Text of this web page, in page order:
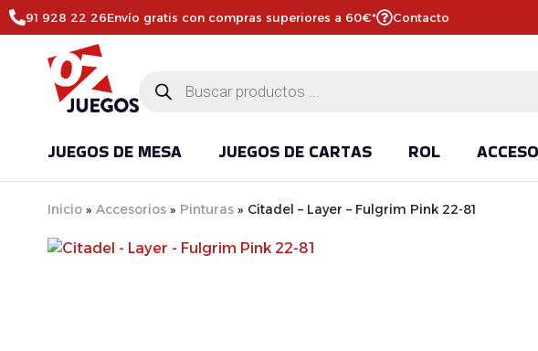
91 928 22 26Envío gratis con compras superiores a 60€* Contacto
JUEGOS DE MESA JUEGOS DE CARTAS ROL
Inicio » Accesorios » Pinturas » Citadel – Layer – Fulgrim Pink 22-81